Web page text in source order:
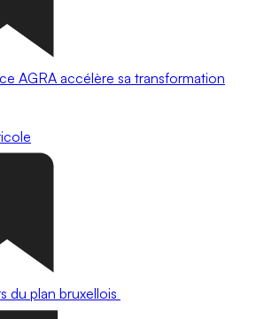
AGRA accélère sa transformation
du plan bruxellois